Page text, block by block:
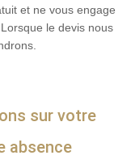
et ne vous engage
le devis nous
sur votre
absence